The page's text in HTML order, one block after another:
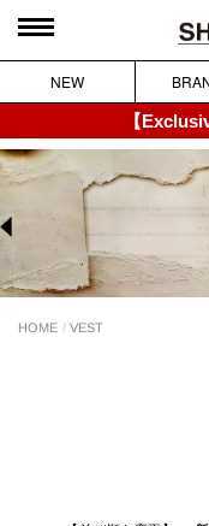
NEW
【
HOME VEST